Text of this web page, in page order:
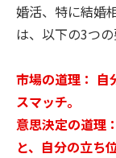
婚活、特に結婚
は、以下の3つの
市場の道理： 自
スマッチ。
意思決定の道理
と、自分の立ち